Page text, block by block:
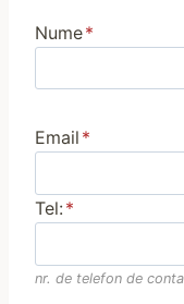
Nume*
Email *
Tel: *
nr. de telefon de